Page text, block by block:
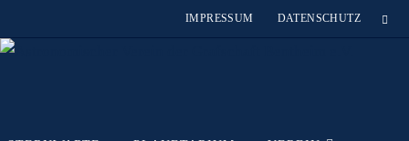
Inhalt
IMPRESSUM DATENSCHUTZ